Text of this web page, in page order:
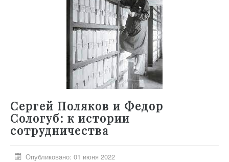
Сергей Поляков и Федор
Сологуб: к истории
сотрудничества
Опубликовано: 01 июня 2022